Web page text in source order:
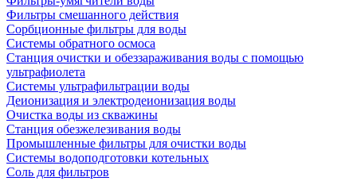
Фильтры смешанного действия
Сорбционные фильтры для воды
Системы обратного осмоса
Станция очистки и обеззараживания воды с помощью
ультрафиолета
Системы ультрафильтрации воды
Деионизация и электродеионизация воды
Очистка воды из скважины
Станция обезжелезивания воды
Промышленные фильтры для очистки воды
Системы водоподготовки котельных
Соль для фильтров